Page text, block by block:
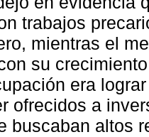
trabajos
mientras el
su
era
ofrecidos a
buscaban altos